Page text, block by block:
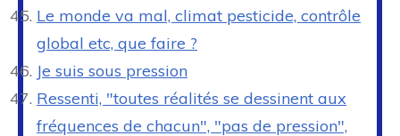
Le monde va mal, climat pesticide, contrôle
global etc, que faire ?
Je suis sous pression
Ressenti, "toutes réalités se dessinent aux
fréquences de chacun", "pas de pression",